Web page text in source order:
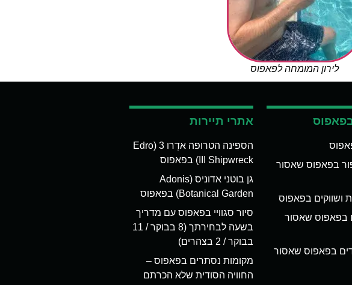
לירון המומחה לפאפוס
בפאפוס שאסור
ושווקים בפאפוס
בפאפוס שאסור
בפאפוס שאסור
אתרי תיירות
הספינה הטרופה אדְרו 3 (Edro
III Shipwreck) בפאפוס
גן בוטני אדוניס (Adonis
Botanical Garden) בפאפוס
סיור סגוויי בפאפוס עם מדריך
בשעה לבחירתך (8 בבוקר / 11
בבוקר / 2 בצהרים)
מקומות נסתרים בפאפוס –
החוויה הסודית שלא הכרתם